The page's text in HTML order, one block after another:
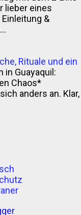
lieber eines
&
Rituale und ein
in Guayaquil:
Chaos*
anders an. Klar,